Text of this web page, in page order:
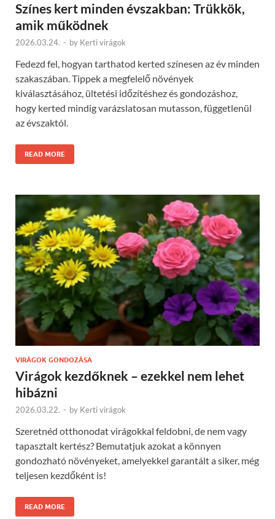
Színes kert minden évszakban: Trükkök,
amik működnek
2026.03.24. - by Kerti virágok
Fedezd fel, hogyan tarthatod kerted színesen az év minden
szakaszában. Tippek a megfelelő növények
kiválasztásához, ültetési időzítéshez és gondozáshoz,
hogy kerted mindig varázslatosan mutasson, függetlenül
az évszaktól.
READ MORE
VIRÁGOK GONDOZÁSA
Virágok kezdőknek – ezekkel nem lehet
hibázni
2026.03.22. - by Kerti virágok
Szeretnéd otthonodat virágokkal feldobni, de nem vagy
tapasztalt kertész? Bemutatjuk azokat a könnyen
gondozható növényeket, amelyekkel garantált a siker, még
teljesen kezdőként is!
READ MORE